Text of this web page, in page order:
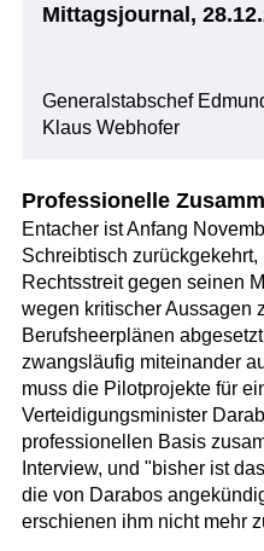
Mittagsjournal,
Generalstabschef
Klaus Webhofer
Professionelle
Entacher ist Anfang
Schreibtisch
Rechtsstreit gegen seinen
wegen kritischer Aussagen
Berufsheerplänen
zwangsläufig miteinander
muss die Pilotprojekte für
Verteidigungsminister
professionellen Basis
Interview, und "bisher ist
die von Darabos
erschienen ihm nicht mehr